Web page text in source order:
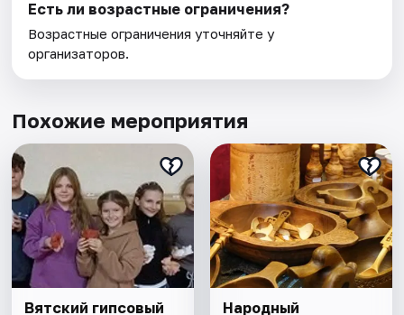
Есть ли возрастные ограничения?
Возрастные ограничения уточняйте у
организаторов.
Похожие мероприятия
Вятский гипсовый
Народный